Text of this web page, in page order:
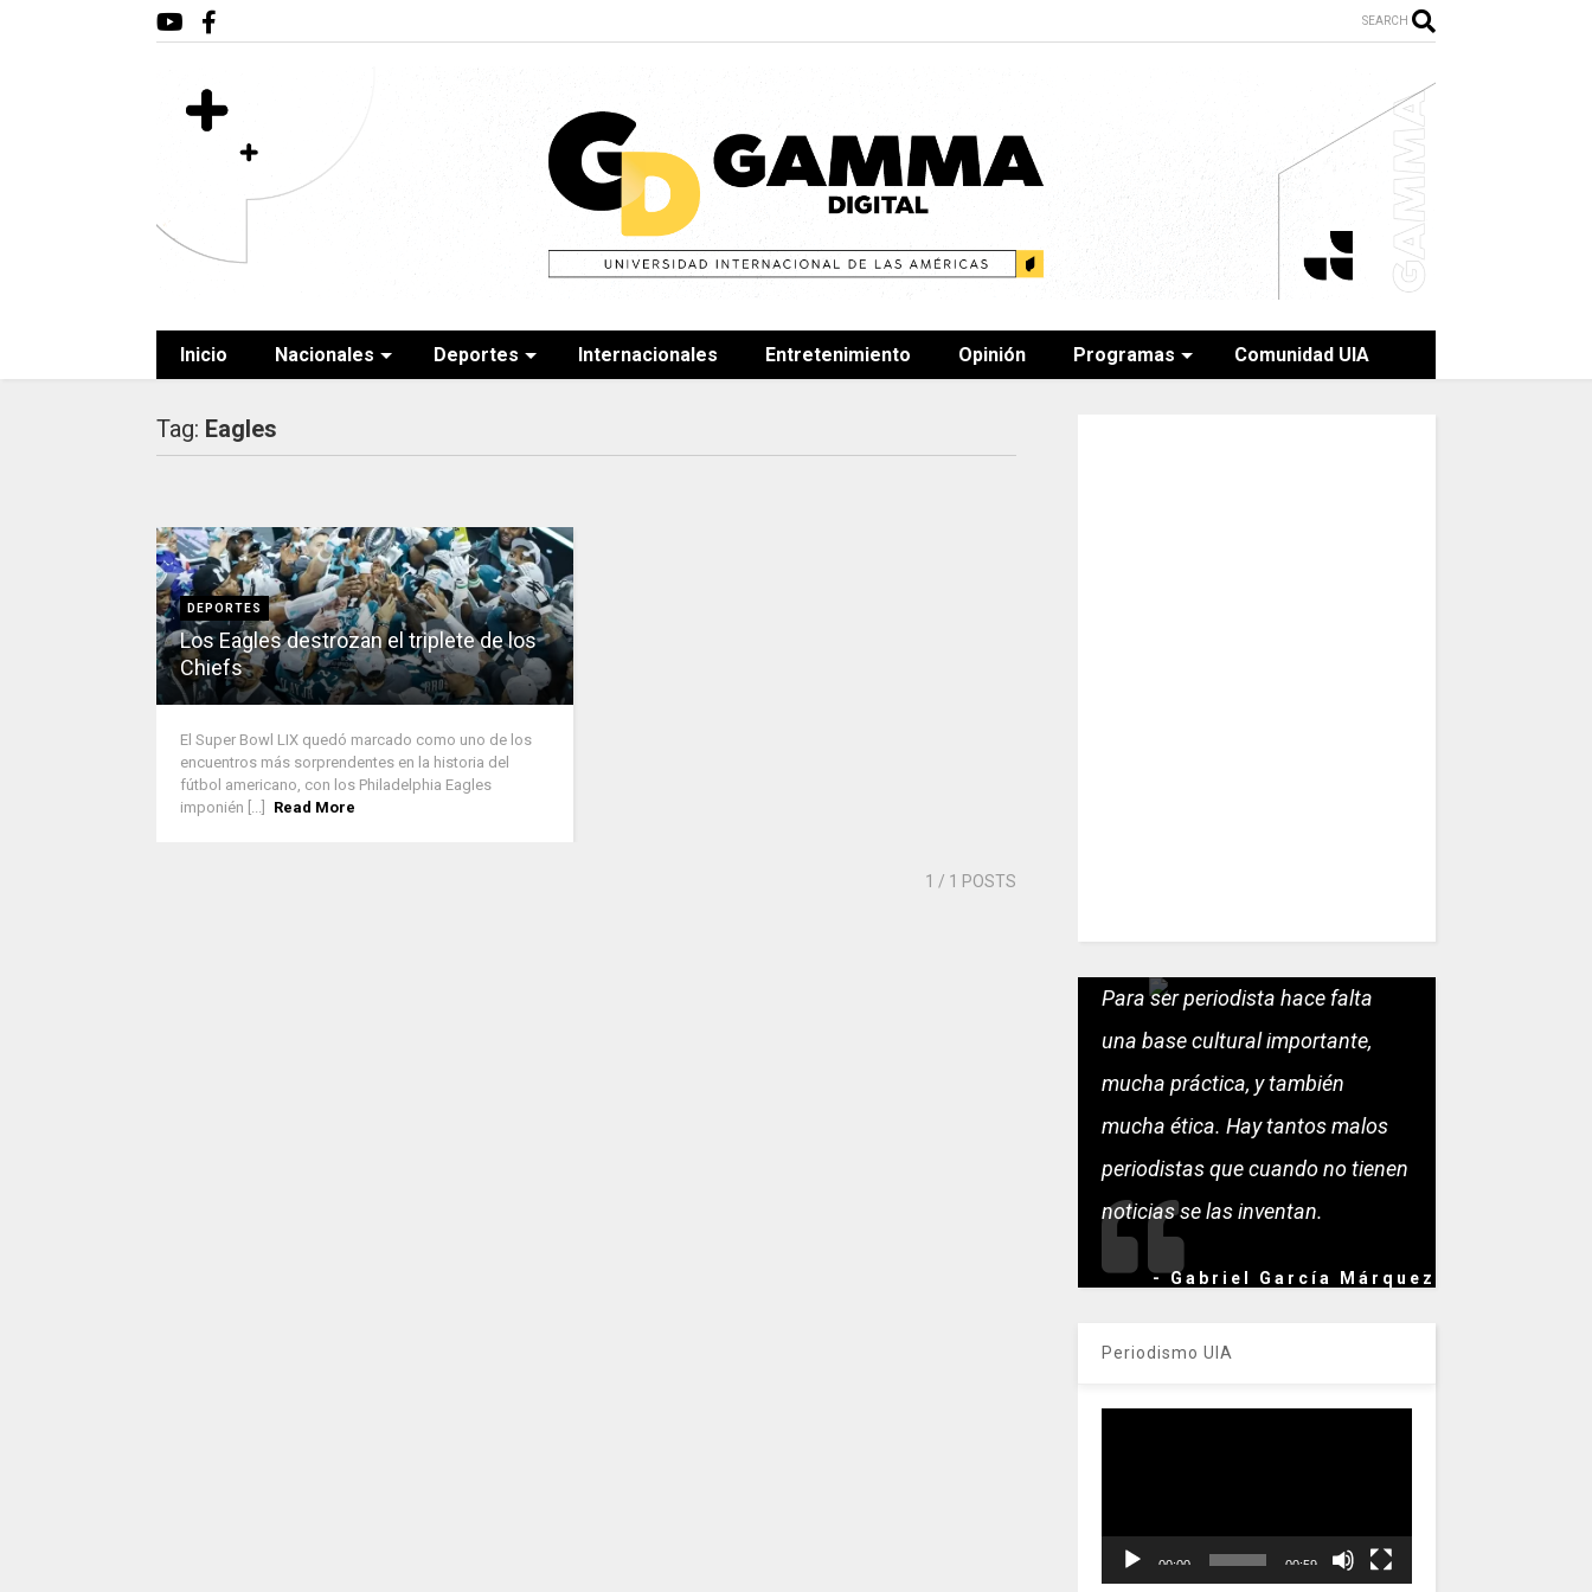
SEARCH
Inicio Nacionales Deportes Internacionales Entretenimiento Opinión Programas Comunidad UIA
Tag: Eagles
DEPORTES
Los Eagles destrozan el triplete de los
Chiefs
El Super Bowl LIX quedó marcado como uno de los
encuentros más sorprendentes en la historia del
fútbol americano, con los Philadelphia Eagles
imponién [...]
Read More
1 / 1 POSTS
Para ser periodista hace falta
una base cultural importante,
mucha práctica, y también
mucha ética. Hay tantos malos
periodistas que cuando no tienen
noticias se las inventan.
- Gabriel García Márquez
Periodismo UIA
00:00 00:59